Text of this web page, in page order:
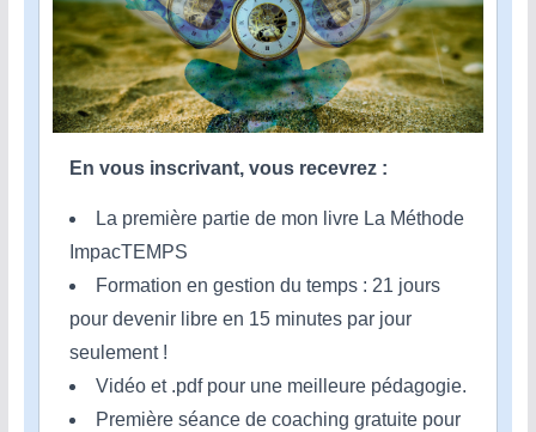
En vous inscrivant, vous recevrez :
La première partie de mon livre La Méthode
ImpacTEMPS
Formation en gestion du temps : 21 jours
pour devenir libre en 15 minutes par jour
seulement !
Vidéo et .pdf pour une meilleure pédagogie.
Première séance de coaching gratuite pour